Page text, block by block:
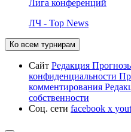
Лига конференций
ЛЧ - Top News
Ко всем турнирам
Сайт Редакция
конфиденциальности
комментирования
собственности
Соц. сети facebook x